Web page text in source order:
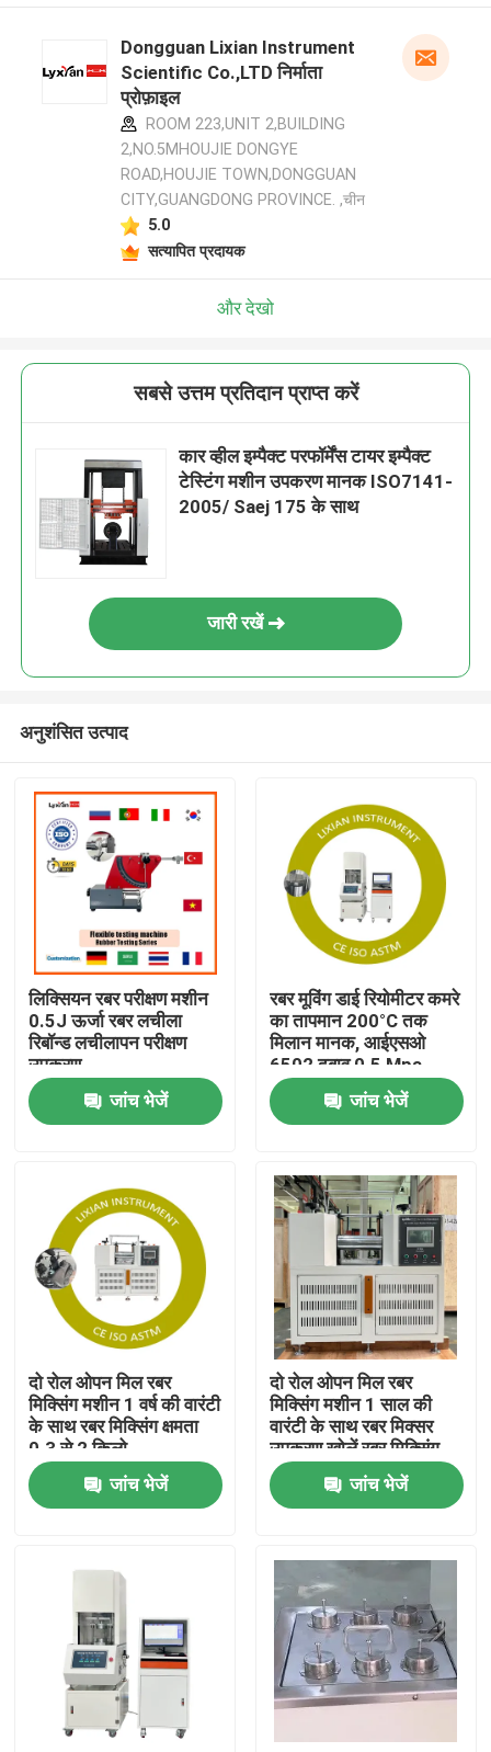
घर
वी.आर. शो
हमारे बारे में
कारखाना भ्रमण
गुणवत्ता नियंत्रण
मामलों
प्रयोगशाला परीक्षण मशीनें
Dongguan Lixian Instrument
Scientific Co.,LTD निर्माता
प्रोफ़ाइल
ROOM 223,UNIT 2,BUILDING
2,NO.5MHOUJIE DONGYE
ROAD,HOUJIE TOWN,DONGGUAN
CITY,GUANGDONG PROVINCE. ,चीन
5.0
सत्यापित प्रदायक
और देखो
सबसे उत्तम प्रतिदान प्राप्त करें
कार व्हील इम्पैक्ट परफॉर्मेंस टायर इम्पैक्ट
टेस्टिंग मशीन उपकरण मानक ISO7141-
2005/ Saej 175 के साथ
जारी रखें
अनुशंसित उत्पाद
लिक्सियन रबर परीक्षण मशीन
0.5J ऊर्जा रबर लचीला
रिबॉन्ड लचीलापन परीक्षण
उपकरण
जांच भेजें
रबर मूविंग डाई रियोमीटर कमरे
का तापमान 200°C तक
मिलान मानक, आईएसओ
6502 दबाव 0.5 Mpa-
0.65 Mpa
जांच भेजें
दो रोल ओपन मिल रबर
मिक्सिंग मशीन 1 वर्ष की वारंटी
के साथ रबर मिक्सिंग क्षमता
0.3 से 2 किलो
जांच भेजें
दो रोल ओपन मिल रबर
मिक्सिंग मशीन 1 साल की
वारंटी के साथ रबर मिक्सर
उपकरण खोलें रबर मिक्सिंग
क्षमता 0.3 से 2 किलो
जांच भेजें